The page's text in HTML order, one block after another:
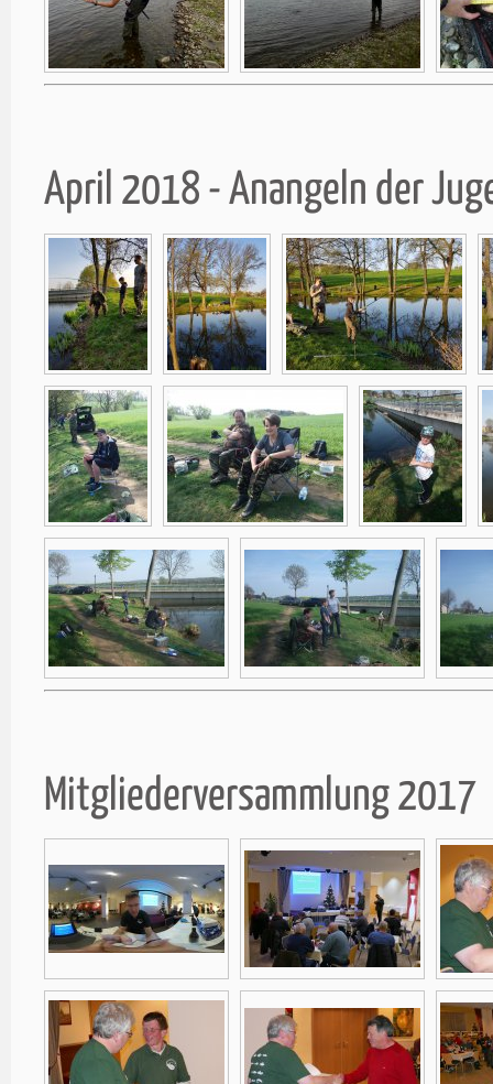
April 2018 - Anangeln der
Mitgliederversammlung 2017